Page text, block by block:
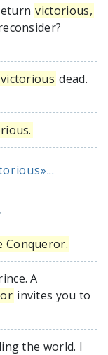
victorious,
dead.
Conqueror.
A
invites you to
the world. I